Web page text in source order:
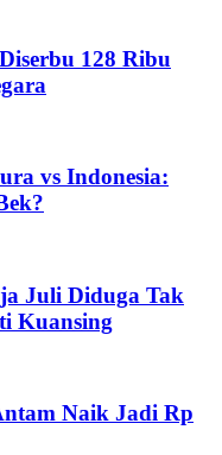
128 Ribu
vs Indonesia:
Juli Diduga Tak
Kuansing
Naik Jadi Rp